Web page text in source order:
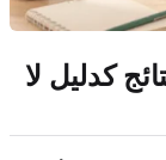
كدليل لا